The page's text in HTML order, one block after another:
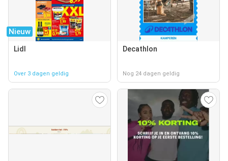
Nieuw
Lidl
Over 3 dagen geldig
Decathlon
Nog 24 dagen geldig